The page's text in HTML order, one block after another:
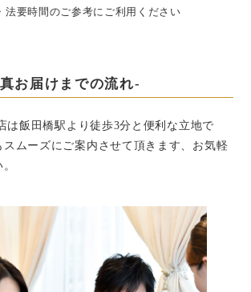
法要時間のご参考にご利用ください
お届けまでの流れ-
は飯田橋駅より徒歩3分と便利な立地で
スムーズにご案内させて頂きます、お気軽